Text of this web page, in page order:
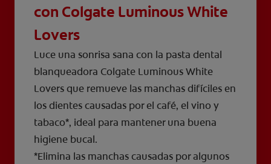
con Colgate Luminous White
Lovers
Luce una sonrisa sana con la pasta dental
blanqueadora Colgate Luminous White
Lovers que remueve las manchas difíciles en
los dientes causadas por el café, el vino y
tabaco*, ideal para mantener una buena
higiene bucal.
*Elimina las manchas causadas por algunos